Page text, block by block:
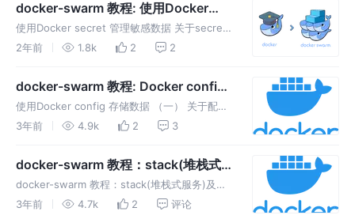
docker-swarm 教程: 使用Docker
secret 管理数据
使用Docker secret 管理敏感数据 关于secret
就Docker Swarm集群服务而言，secret 是块
不应通过网络传输或未加密存储在D
2年前 1.8k 2 2
docker-swarm 教程: Docker config
篇
使用Docker config 存储数据 （一） 关于配置
Docker swarm服务配置允许我们在服务镜像或
这允许您保持镜像尽可能通用，而无需将配置文
3年前 4.9k 2 3
docker-swarm 教程：stack(堆栈式
服务)及节点管理篇
docker-swarm 教程：stack(堆栈式服务)及节
点管理篇 使用 Docker stack 部署服务到集群
3年前 4.7k 2 评论